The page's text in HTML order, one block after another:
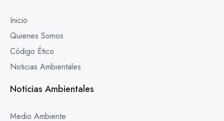
Inicio
Quienes Somos
Código Ético
Noticias Ambientales
Noticias Ambientales
Medio Ambiente